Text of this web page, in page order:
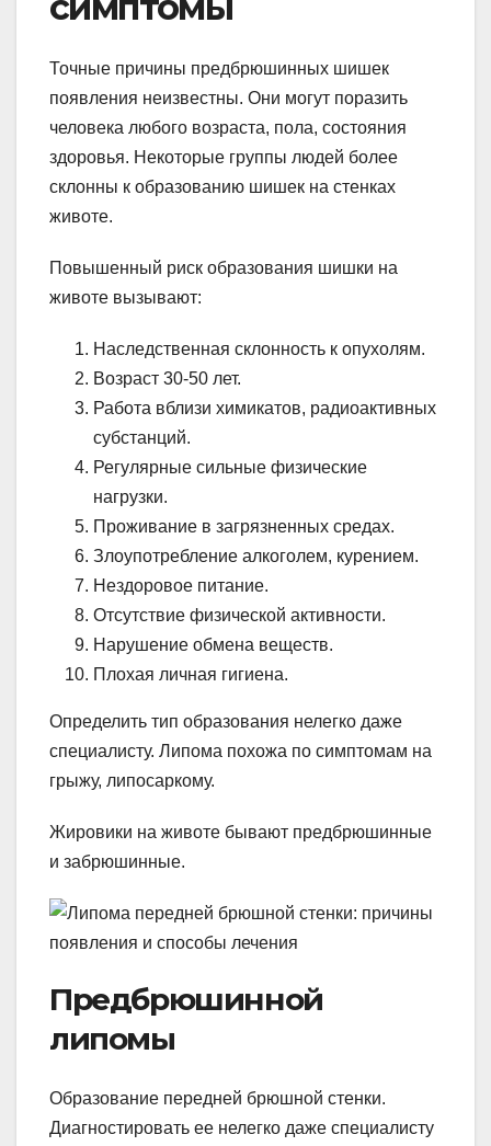
Точные причины предбрюшинных шишек
появления неизвестны. Они могут поразить
человека любого возраста, пола, состояния
здоровья. Некоторые группы людей более
склонны к образованию шишек на стенках
животе.
Повышенный риск образования шишки на
животе вызывают:
Наследственная склонность к опухолям.
Возраст 30-50 лет.
Работа вблизи химикатов, радиоактивных
субстанций.
Регулярные сильные физические
нагрузки.
Проживание в загрязненных средах.
Злоупотребление алкоголем, курением.
Нездоровое питание.
Отсутствие физической активности.
Нарушение обмена веществ.
Плохая личная гигиена.
Определить тип образования нелегко даже
специалисту. Липома похожа по симптомам на
грыжу, липосаркому.
Жировики на животе бывают предбрюшинные
и забрюшинные.
Предбрюшинной
липомы
Образование передней брюшной стенки.
Диагностировать ее нелегко даже специалисту